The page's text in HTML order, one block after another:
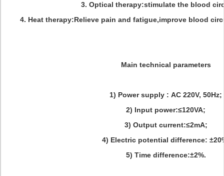
3. Optical therapy:stimulate the blood
4. Heat therapy:Relieve pain and fatigue,improve blood
Main technical parameters
1) Power supply : AC 220V, 50Hz;
2) Input power:≤120VA;
3) Output current:≤2mA;
4) Electric potential difference:
5) Time difference:±2%.